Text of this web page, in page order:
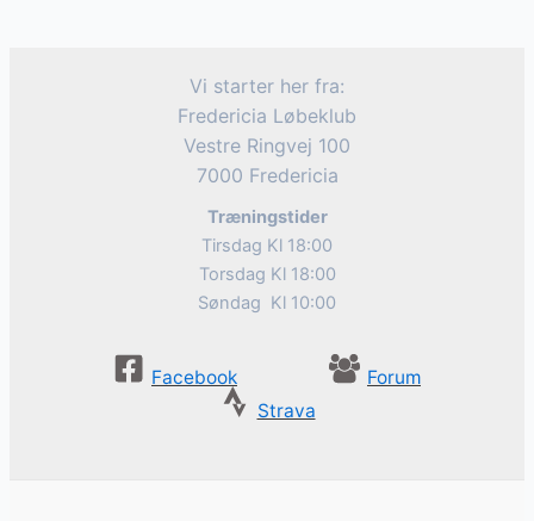
Vi starter her fra:
Fredericia Løbeklub
Vestre Ringvej 100
7000 Fredericia
Træningstider
Tirsdag Kl 18:00
Torsdag Kl 18:00
Søndag Kl 10:00
Facebook
Forum
Strava